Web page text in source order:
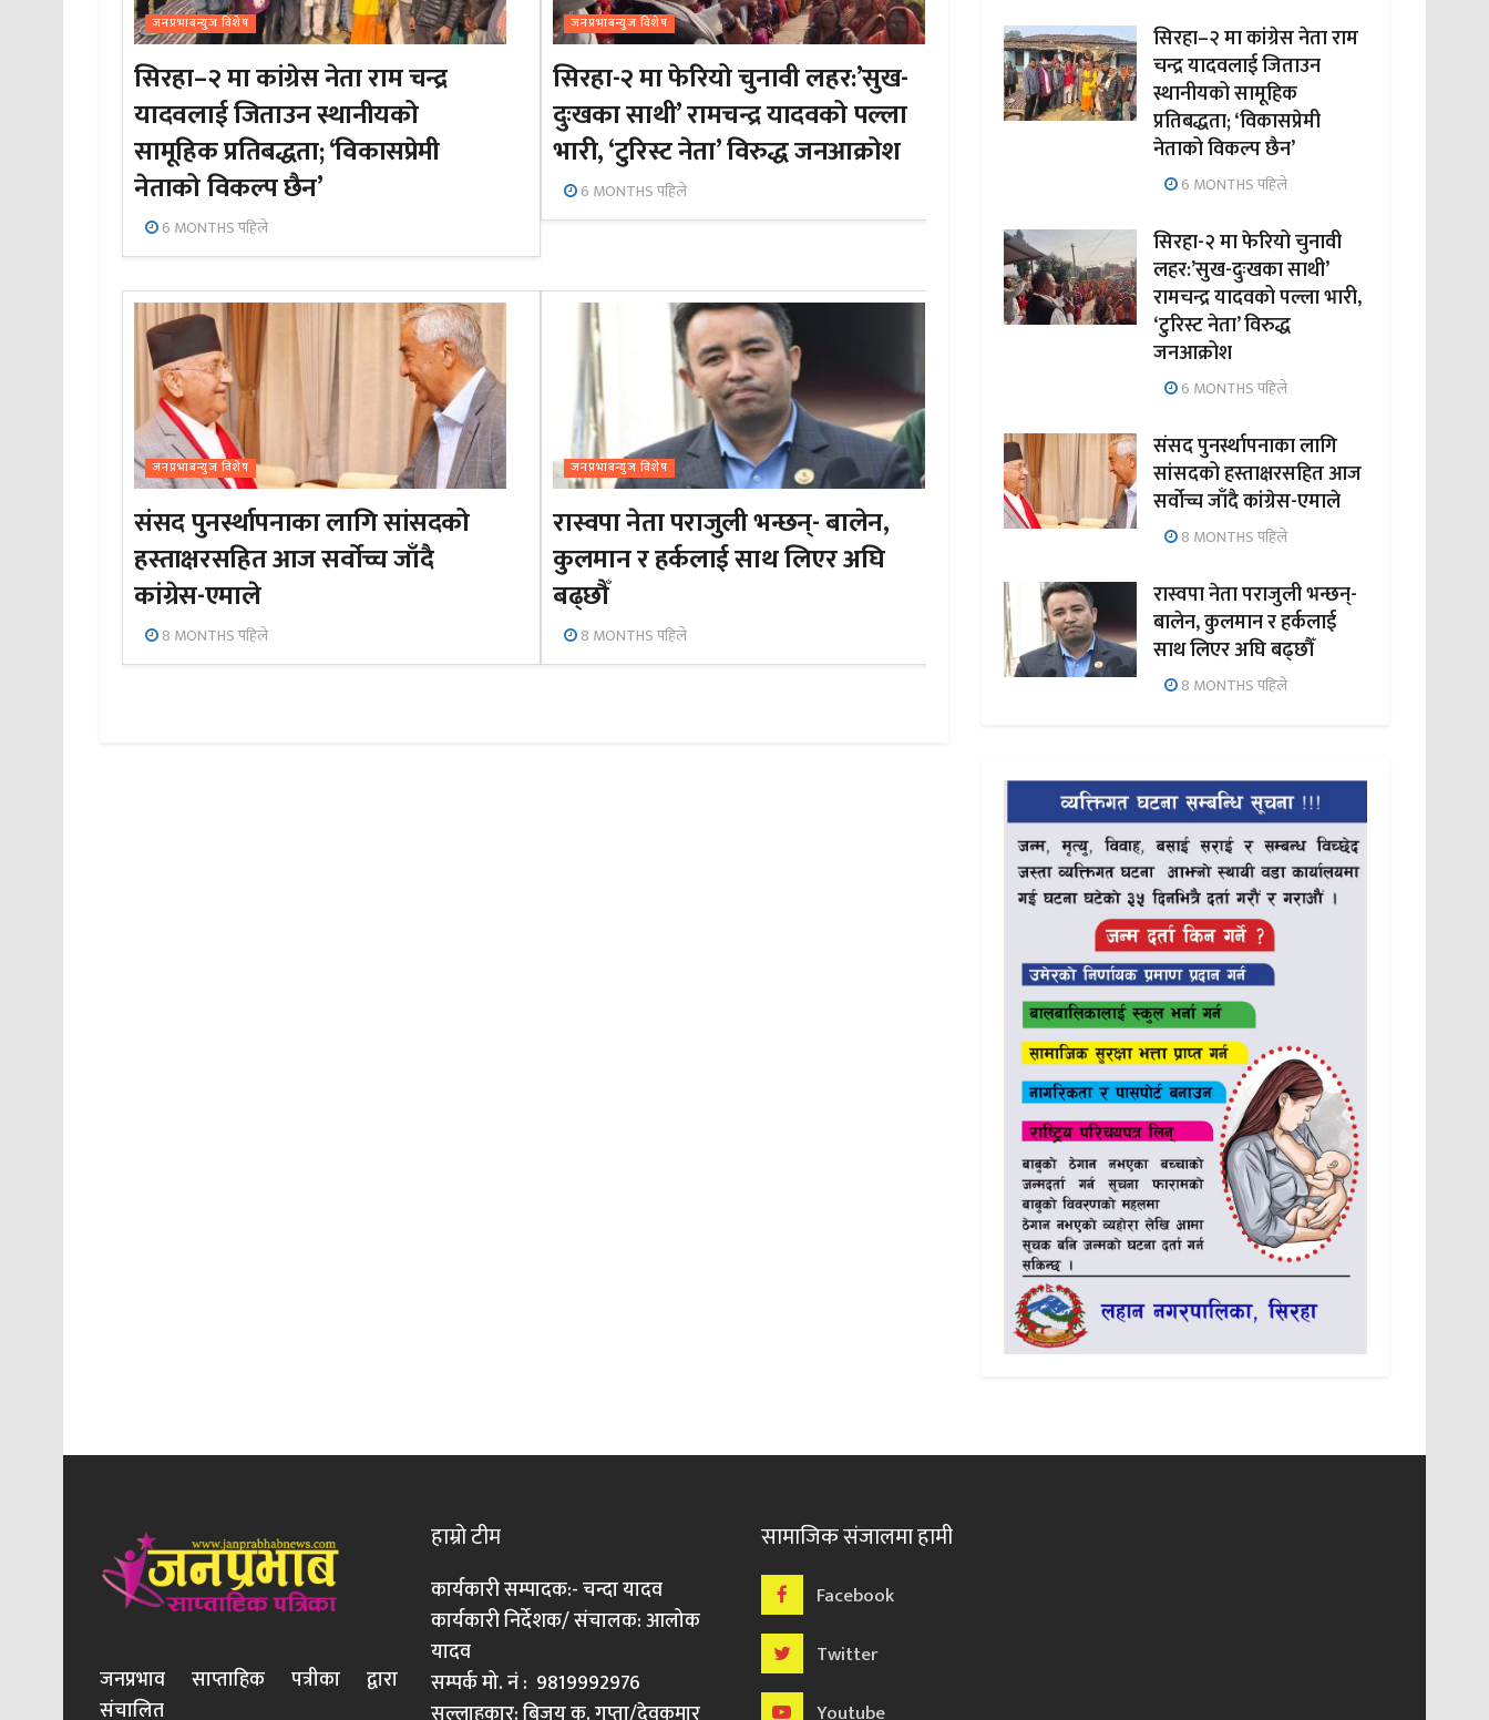
जनप्रभाबन्युज विशेष
सिरहा–२ मा कांग्रेस नेता राम चन्द्र
यादवलाई जिताउन स्थानीयको
सामूहिक प्रतिबद्धता; ‘विकासप्रेमी
नेताको विकल्प छैन’
6 MONTHS पहिले
जनप्रभाबन्युज विशेष
सिरहा-२ मा फेरियो चुनावी लहर:’सुख-
दुःखका साथी’ रामचन्द्र यादवको पल्ला
भारी, ‘टुरिस्ट नेता’ विरुद्ध जनआक्रोश
6 MONTHS पहिले
जनप्रभाबन्युज विशेष
संसद पुनर्स्थापनाका लागि सांसदको
हस्ताक्षरसहित आज सर्वोच्च जाँदै
कांग्रेस-एमाले
8 MONTHS पहिले
जनप्रभाबन्युज विशेष
रास्वपा नेता पराजुली भन्छन्- बालेन,
कुलमान र हर्कलाई साथ लिएर अघि
बढ्छौँ
8 MONTHS पहिले
सिरहा–२ मा कांग्रेस नेता राम
चन्द्र यादवलाई जिताउन
स्थानीयको सामूहिक
प्रतिबद्धता; ‘विकासप्रेमी
नेताको विकल्प छैन’
6 MONTHS पहिले
सिरहा-२ मा फेरियो चुनावी
लहर:’सुख-दुःखका साथी’
रामचन्द्र यादवको पल्ला भारी,
‘टुरिस्ट नेता’ विरुद्ध
जनआक्रोश
6 MONTHS पहिले
संसद पुनर्स्थापनाका लागि
सांसदको हस्ताक्षरसहित आज
सर्वोच्च जाँदै कांग्रेस-एमाले
8 MONTHS पहिले
रास्वपा नेता पराजुली भन्छन्-
बालेन, कुलमान र हर्कलाई
साथ लिएर अघि बढ्छौँ
8 MONTHS पहिले
जनप्रभाव साप्ताहिक पत्रीका द्वारा
संचालित
हाम्रो टीम
कार्यकारी सम्पादक:- चन्दा यादव
कार्यकारी निर्देशक/ संचालक: आलोक
यादव
सम्पर्क मो. नं : 9819992976
सामाजिक संजालमा हामी
Facebook
Twitter
Youtube